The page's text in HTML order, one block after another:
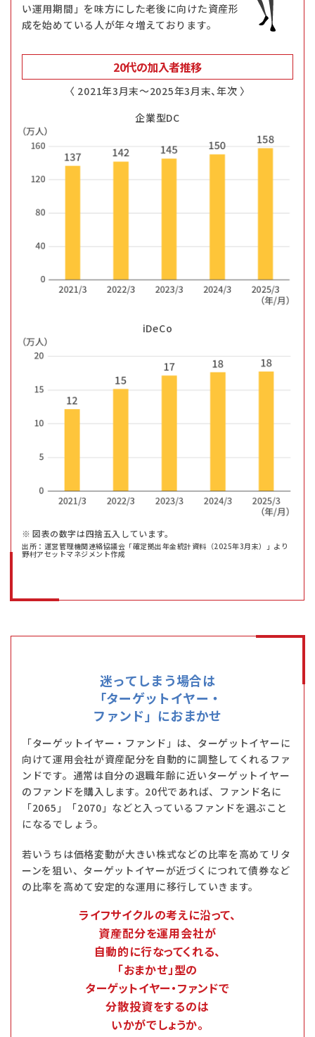
い運用期間」を味方にした老後に向けた資産形
成を始めている人が年々増えております。
20代の加入者推移
〈 2021年3月末〜2025年3月末、年次 〉
企業型DC
iDeCo
図表の数字は四捨五入しています。
出所：運営管理機関連絡協議会「確定拠出年金統計資料（2025年3月末）」より
野村アセットマネジメント作成
迷ってしまう場合は
「ターゲットイヤー・
ファンド」におまかせ
「ターゲットイヤー・ファンド」は、ターゲットイヤーに
向けて運用会社が資産配分を自動的に調整してくれるファ
ンドです。通常は自分の退職年齢に近いターゲットイヤー
のファンドを購入します。20代であれば、ファンド名に
「2065」「2070」などと入っているファンドを選ぶこと
になるでしょう。
若いうちは価格変動が大きい株式などの比率を高めてリタ
ーンを狙い、ターゲットイヤーが近づくにつれて債券など
の比率を高めて安定的な運用に移行していきます。
ライフサイクルの考えに沿って、
資産配分を運用会社が
自動的に行なってくれる、
「おまかせ」型の
ターゲットイヤー・ファンドで
分散投資をするのは
いかがでしょうか。